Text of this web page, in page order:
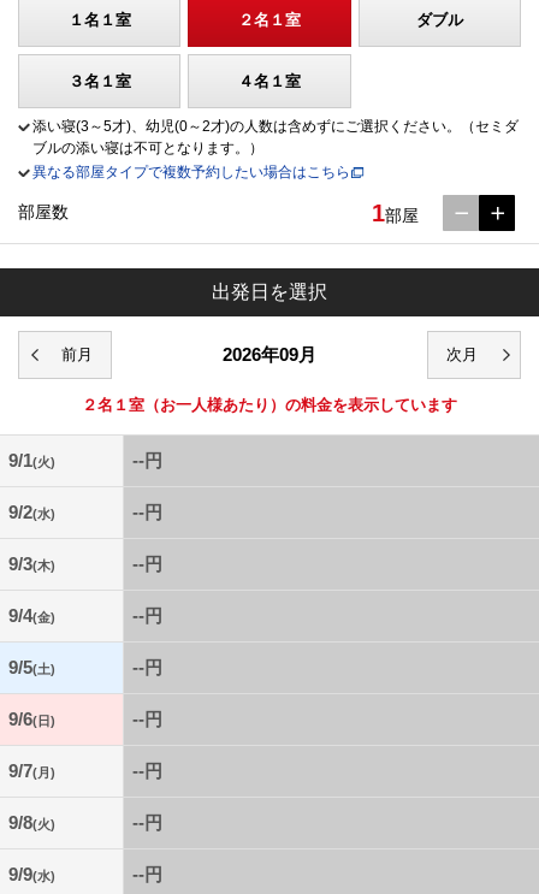
１名１室 ２名１室 ダブル
３名１室 ４名１室
添い寝(3～5才)、幼児(0～2才)の人数は含めずにご選択ください。（セミダ
ブルの添い寝は不可となります。）
異なる部屋タイプで複数予約したい場合はこちら
部屋数 1部屋
出発日を選択
2026年09月
２名１室 （お一人様あたり）の料金を表示しています
9/1(火) --円
9/2(水) --円
9/3(木) --円
9/4(金) --円
9/5(土) --円
9/6(日) --円
9/7(月) --円
9/8(火) --円
9/9(水) --円